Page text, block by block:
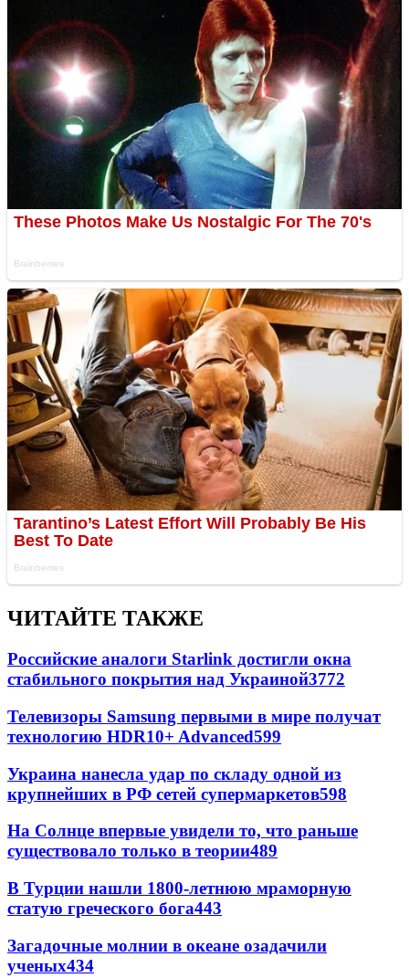
ЧИТАЙТЕ ТАКЖЕ
Российские аналоги Starlink достигли окна
стабильного покрытия над Украиной3772
Телевизоры Samsung первыми в мире получат
технологию HDR10+ Advanced599
Украина нанесла удар по складу одной из
крупнейших в РФ сетей супермаркетов598
На Солнце впервые увидели то, что раньше
существовало только в теории489
В Турции нашли 1800-летнюю мраморную
статую греческого бога443
Загадочные молнии в океане озадачили
ученых434